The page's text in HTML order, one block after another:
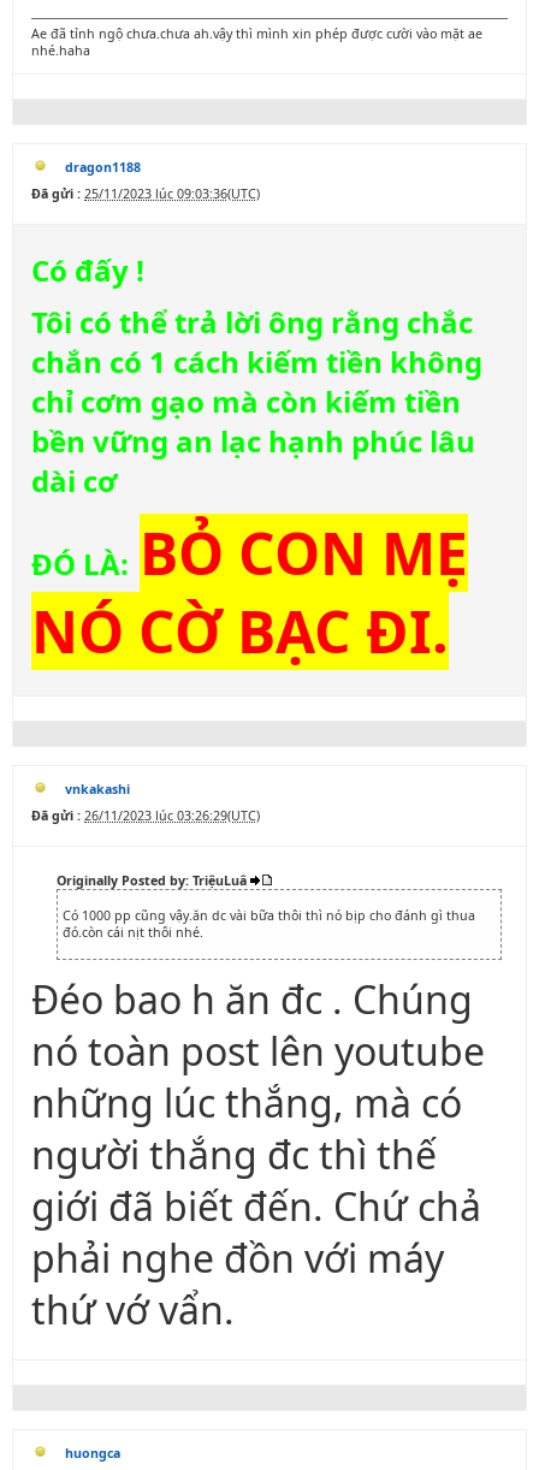
Ae đã tỉnh ngộ chưa.chưa ah.vậy thì mình xin phép được cười vào mặt ae
nhé.haha
dragon1188
Đã gửi : 25/11/2023 lúc 09:03:36(UTC)
Có đấy !
Tôi có thể trả lời ông rằng chắc
chắn có 1 cách kiếm tiền không
chỉ cơm gạo mà còn kiếm tiền
bền vững an lạc hạnh phúc lâu
dài cơ
ĐÓ LÀ: BỎ CON MẸ
NÓ CỜ BẠC ĐI.
vnkakashi
Đã gửi : 26/11/2023 lúc 03:26:29(UTC)
Originally Posted by: TriệuLuâ
Có 1000 pp cũng vậy.ăn dc vài bữa thôi thì nó bịp cho đánh gì thua
đó.còn cái nịt thôi nhé.
Đéo bao h ăn đc . Chúng
nó toàn post lên youtube
những lúc thắng, mà có
người thắng đc thì thế
giới đã biết đến. Chứ chả
phải nghe đồn với máy
thứ vớ vẩn.
huongca